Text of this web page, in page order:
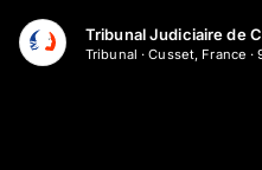
Tribunal Judiciaire de
Tribunal ·Cusset, France ·